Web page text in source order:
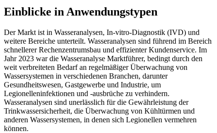
Einblicke in Anwendungstypen
Der Markt ist in Wasseranalysen, In-vitro-Diagnostik (IVD) und
weitere Bereiche unterteilt. Wasseranalysen sind führend im Bereich
schnellerer Rechenzentrumsbau und effizienter Kundenservice. Im
Jahr 2023 war die Wasseranalyse Marktführer, bedingt durch den
weit verbreiteten Bedarf an regelmäßiger Überwachung von
Wassersystemen in verschiedenen Branchen, darunter
Gesundheitswesen, Gastgewerbe und Industrie, um
Legionelleninfektionen und -ausbrüche zu verhindern.
Wasseranalysen sind unerlässlich für die Gewährleistung der
Trinkwassersicherheit, die Überwachung von Kühltürmen und
anderen Wassersystemen, in denen sich Legionellen vermehren
können.